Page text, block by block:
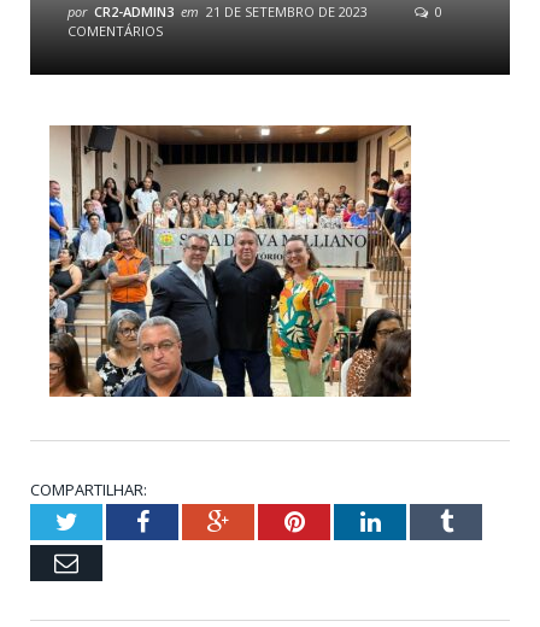
por CR2-ADMIN3 em 21 DE SETEMBRO DE 2023
0
COMENTÁRIOS
COMPARTILHAR:
TwitterFacebookGoogle+PinterestLinkedInTumblr
Email